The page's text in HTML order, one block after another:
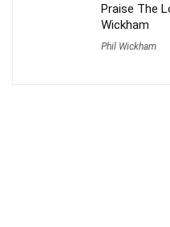
Praise The
Wickham
Phil Wickham